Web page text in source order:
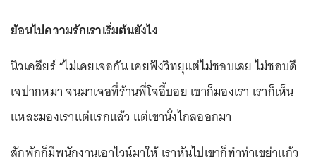
ย้อนไปความรักเราเริ่มต้นยังไง
นิวเคลียร์ “ไม่เคยเจอกัน เคยฟังวิทยุแต่ไม่ชอบเลย ไม่ชอบดี
เจปากหมา จนมาเจอที่ร้านพี่โจอี้บอย เขาก็มองเรา เราก็เห็น
แหละมองเราแต่แรกแล้ว แต่เขานั่งไกลออกมา
สักพักก็มีพนักงานเอาไวน์มาให้ เราหันไปเขาก็ทำท่าเขย่าแก้ว